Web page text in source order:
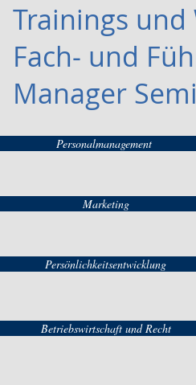
Trainings
Fach- und
Manager
Personalmanagement
Marketing
Persönlichkeitsentwicklung
Betriebswirtschaft und Recht